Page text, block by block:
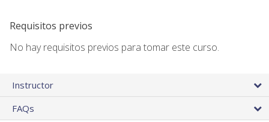
Requisitos previos
No hay requisitos previos para tomar este curso.
Instructor
FAQs